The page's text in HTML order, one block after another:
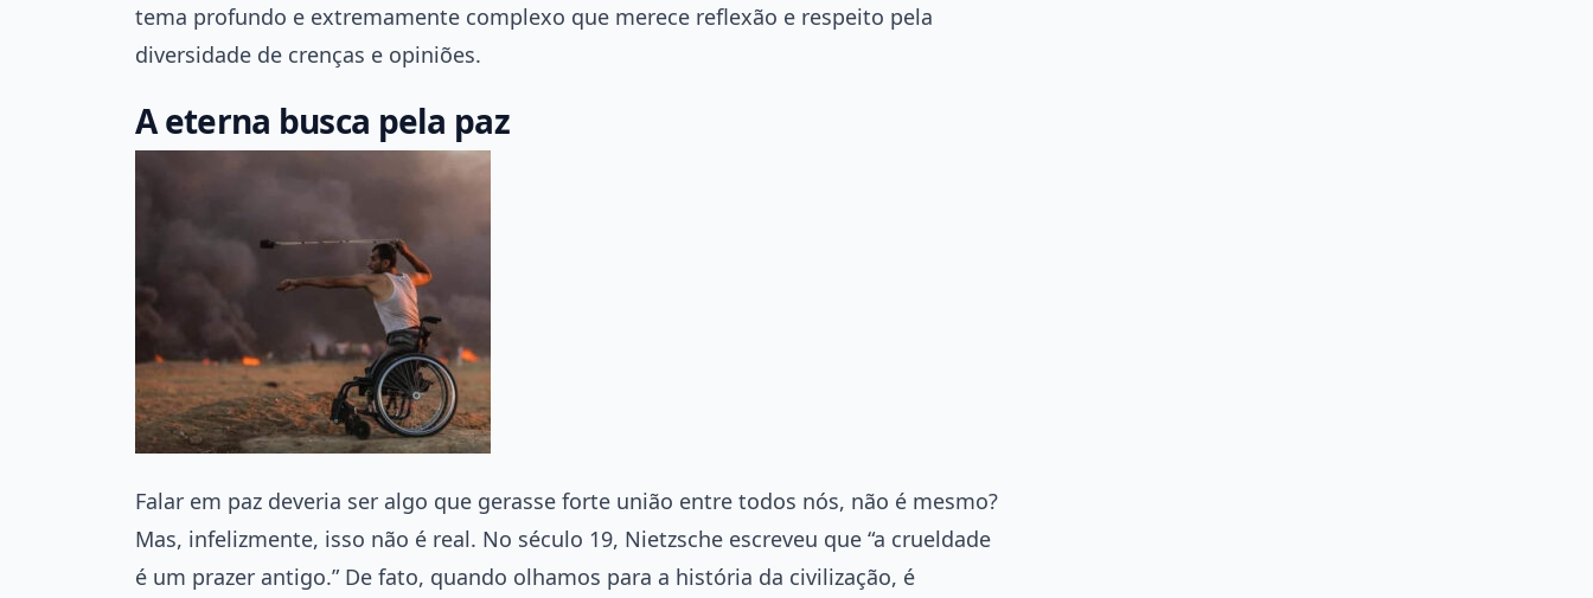
tema profundo e extremamente complexo que merece reflexão e respeito pela
diversidade de crenças e opiniões.
A eterna busca pela paz
Falar em paz deveria ser algo que gerasse forte união entre todos nós, não é mesmo?
Mas, infelizmente, isso não é real. No século 19, Nietzsche escreveu que “a crueldade
é um prazer antigo.” De fato, quando olhamos para a história da civilização, é